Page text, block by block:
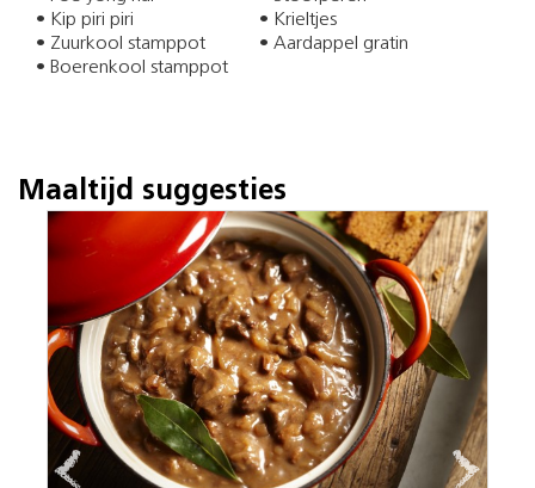
• Kip piri piri
• Krieltjes
• Zuurkool stamppot
• Aardappel gratin
• Boerenkool stamppot
Maaltijd suggesties